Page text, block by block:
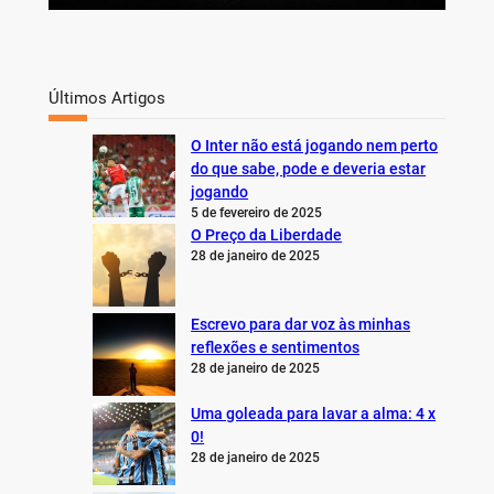
Últimos Artigos
O Inter não está jogando nem perto
do que sabe, pode e deveria estar
jogando
5 de fevereiro de 2025
O Preço da Liberdade
28 de janeiro de 2025
Escrevo para dar voz às minhas
reflexões e sentimentos
28 de janeiro de 2025
Uma goleada para lavar a alma: 4 x
0!
28 de janeiro de 2025